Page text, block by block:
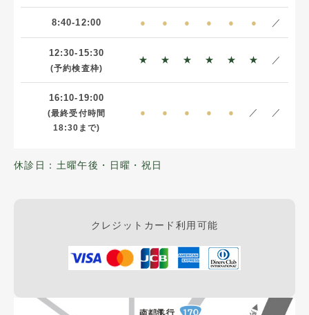
8:40-12:00 ● ● ● ● ● ● ／
12:30-15:30
(予約検査枠)
★ ★ ★ ★ ★ ★ ／
16:10-19:00
(最終受付時間
18:30まで)
● ● ● ● ● ／ ／
休診日：土曜午後・日曜・祝日
クレジットカード利用可能